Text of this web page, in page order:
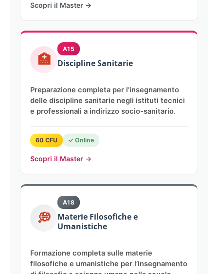
Scopri il Master →
🏥
A15
Discipline Sanitarie
Preparazione completa per l’insegnamento
delle discipline sanitarie negli istituti tecnici
e professionali a indirizzo socio-sanitario.
60 CFU ✓ Online
Scopri il Master →
💭
A18
Materie Filosofiche e
Umanistiche
Formazione completa sulle materie
filosofiche e umanistiche per l’insegnamento